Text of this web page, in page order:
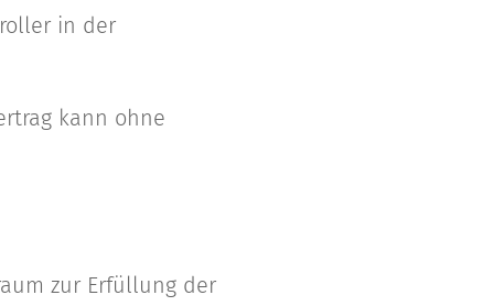
in der
kann ohne
zur Erfüllung der